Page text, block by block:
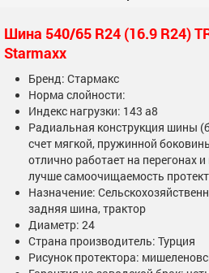
Шина 540/65 R24 (16.9 R24)
Starmaxx
Бренд: Стармакс
Норма слойности:
Индекс нагрузки: 143 а8
Радиальная конструкция шины
счет мягкой, пружинной
отлично работает на перегонах
лучше самоочищаемость
Назначение:
задняя шина, трактор
Диаметр: 24
Страна производитель: Турция
Рисунок протектора: